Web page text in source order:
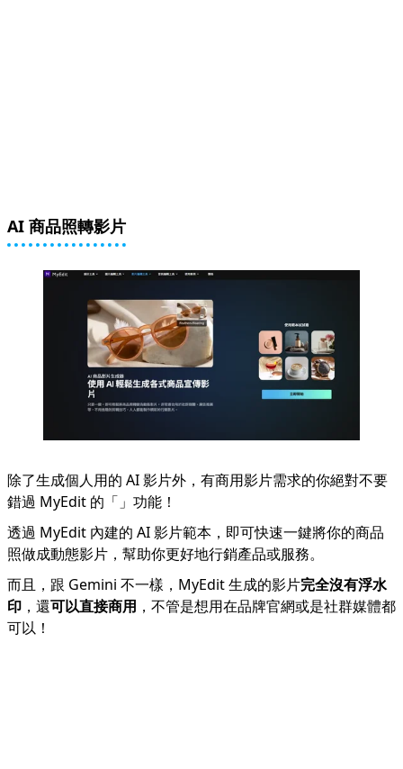
AI 商品照轉影片
除了生成個人用的 AI 影片外，有商用影片需求的你絕對不要
錯過 MyEdit 的「 」功能！
透過 MyEdit 內建的 AI 影片範本，即可快速一鍵將你的商品
照做成動態影片，幫助你更好地行銷產品或服務。
而且，跟 Gemini 不一樣，MyEdit 生成的影片完全沒有浮水
印 ，還可以直接商用 ，不管是想用在品牌官網或是社群媒體都
可以！